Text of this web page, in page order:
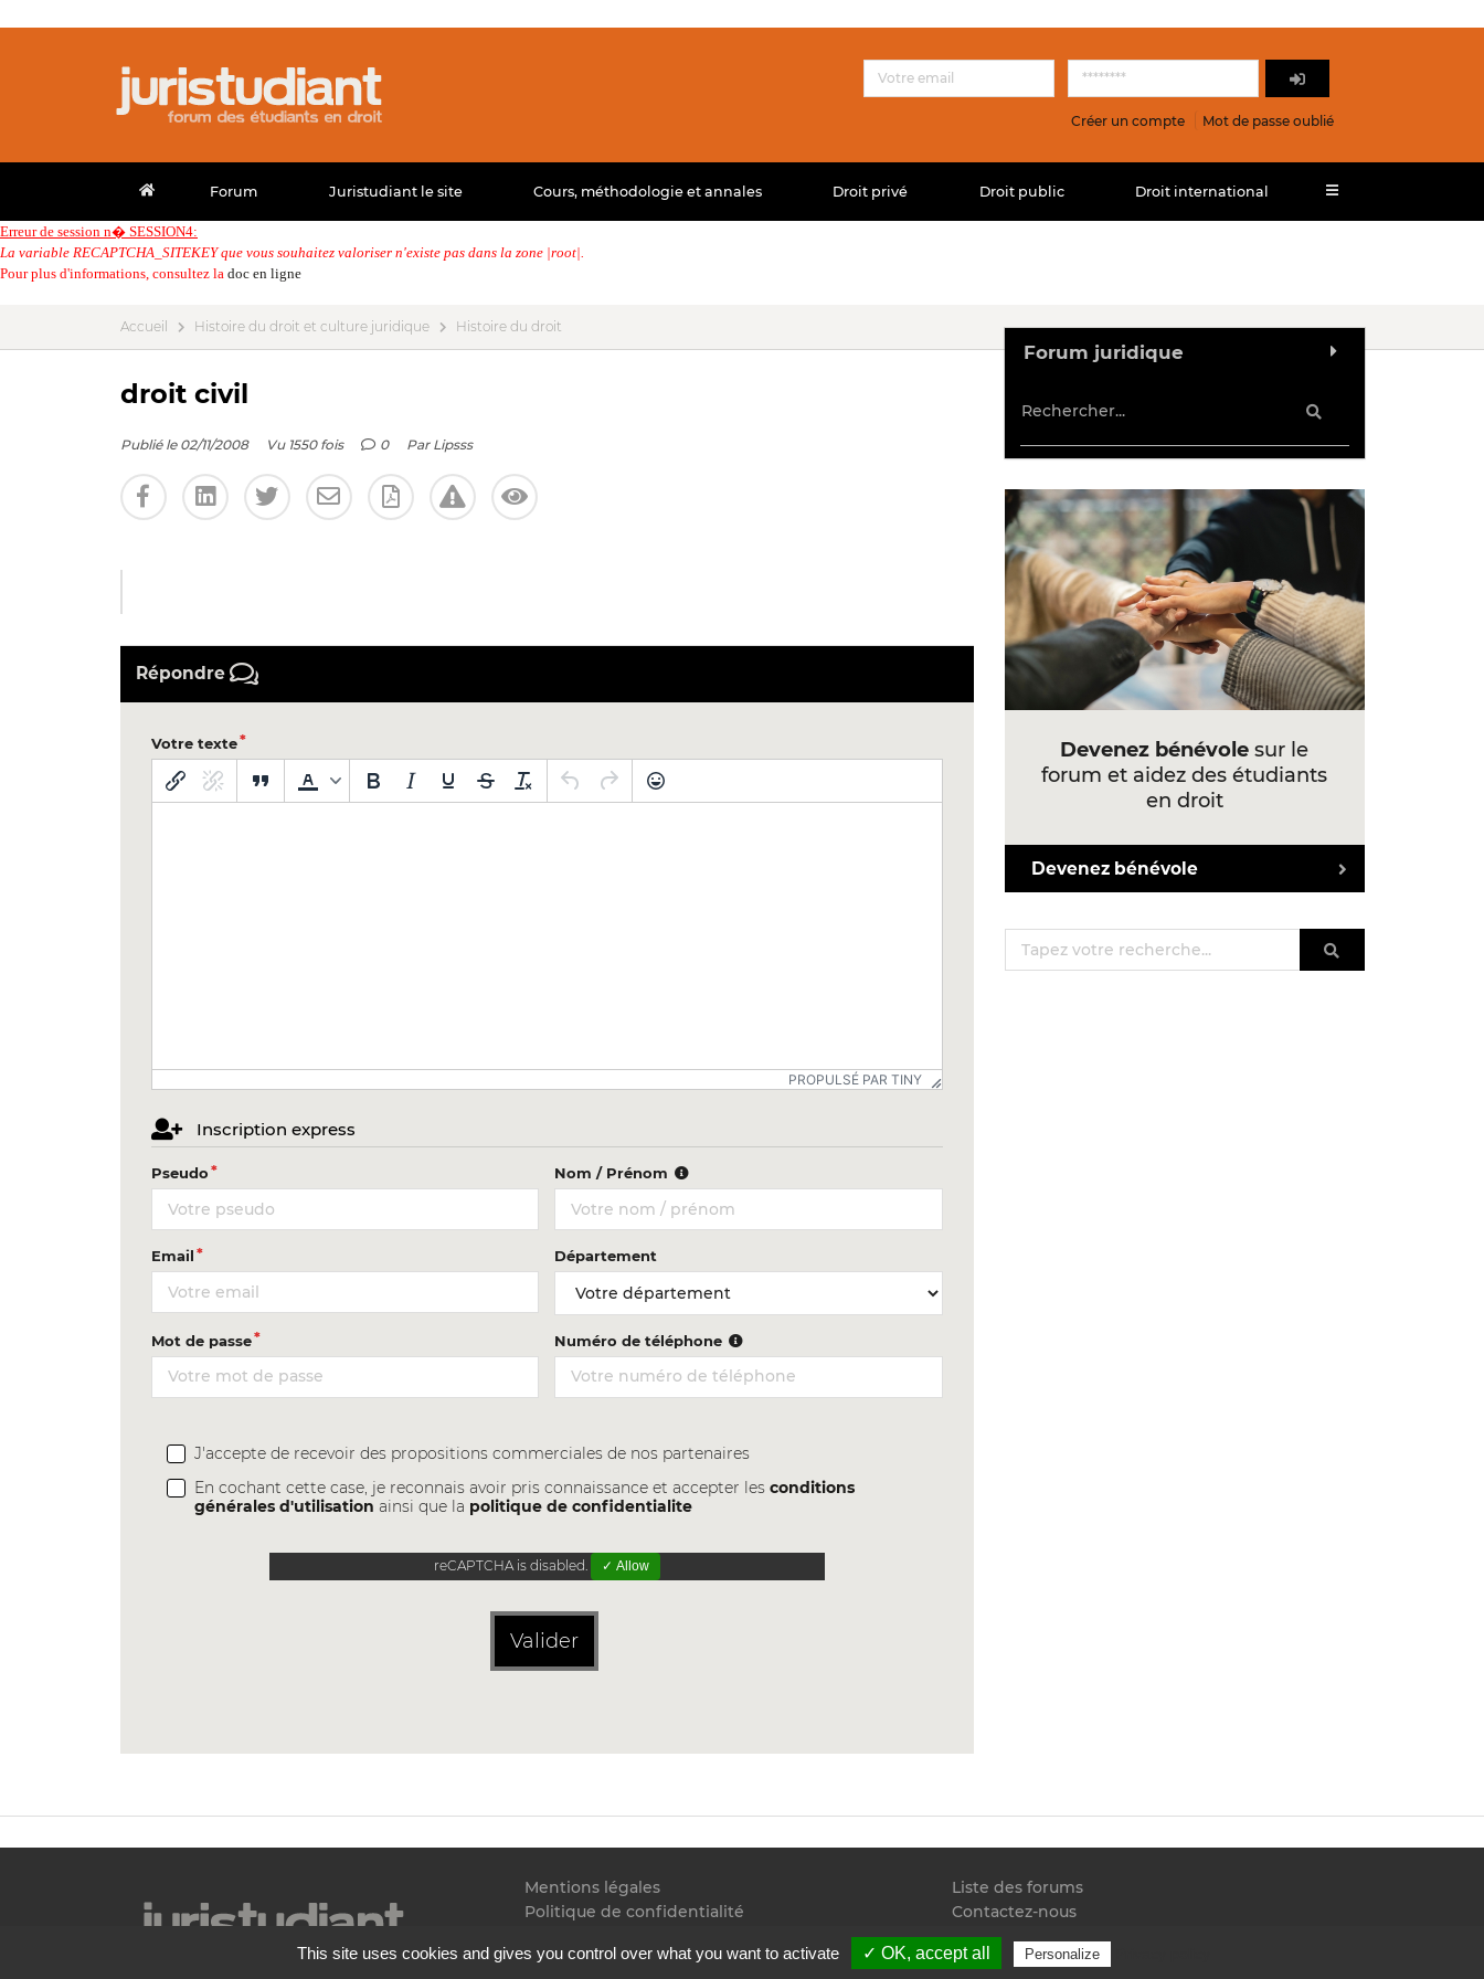
Créer un compte Mot de passe oublié
Forum Juristudiant le site Cours, méthodologie et annales Droit privé Droit public Droit international
Erreur de session n� SESSION4:
La variable RECAPTCHA_SITEKEY que vous souhaitez valoriser n'existe pas dans la zone |root|.
Pour plus d'informations, consultez la doc en ligne
Accueil Histoire du droit et culture juridique Histoire du droit
droit civil
Publié le 02/11/2008 Vu 1550 fois 0 Par Lipsss
Répondre
Votre texte
PROPULSÉ PAR TINY
Inscription express
Pseudo Nom / Prénom
Email Département
Mot de passe Numéro de téléphone
J'accepte de recevoir des propositions commerciales de nos partenaires
En cochant cette case, je reconnais avoir pris connaissance et accepter lesconditions
générales d'utilisation ainsi que la politique de confidentialite
reCAPTCHA is disabled. ✓ Allow
Valider
Forum juridique
Devenez bénévole sur le
forum et aidez des étudiants
en droit
Devenez bénévole
Mentions légales
Politique de confidentialité
Liste des forums
Contactez-nous
Flux RSS
2026 Juristudiant.com - Tous droits réservés
This site uses cookies and gives you control over what you want to activate ✓ OK, accept all Personalize